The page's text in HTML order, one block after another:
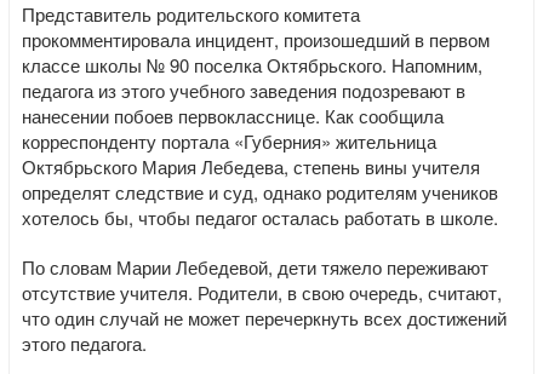
Представитель родительского комитета
прокомментировала инцидент, произошедший в первом
классе школы № 90 поселка Октябрьского. Напомним,
педагога из этого учебного заведения подозревают в
нанесении побоев первокласснице. Как сообщила
корреспонденту портала «Губерния» жительница
Октябрьского Мария Лебедева, степень вины учителя
определят следствие и суд, однако родителям учеников
хотелось бы, чтобы педагог осталась работать в школе.
По словам Марии Лебедевой, дети тяжело переживают
отсутствие учителя. Родители, в свою очередь, считают,
что один случай не может перечеркнуть всех достижений
этого педагога.